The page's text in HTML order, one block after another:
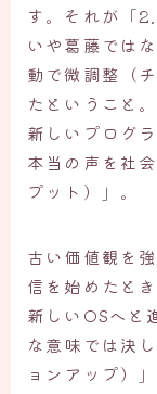
す。それが「
いや葛藤では
動で微調整（
たということ
新しいプログ
本当の声を社
プット）」。
古い価値観を
信を始めたと
新しいOSへと
な意味では決
ョンアップ）